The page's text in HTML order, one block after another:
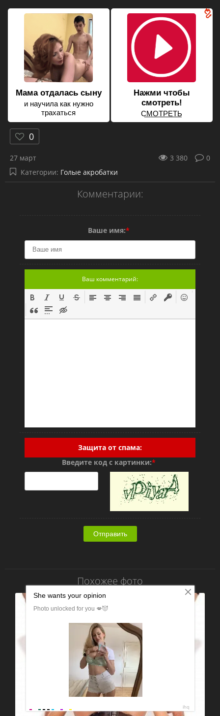
Мама отдалась сыну
и научила как нужно
трахаться
Нажми чтобы
смотреть!
С͟М͟О͟Т͟Р͟Е͟Т͟Ь
0
27 март 0
3 380
Категории: Голые акробатки
Комментарии:
Ваше имя:*
Ваш комментарий:
Защита от спама:
Введите код с картинки:*
Отправить
Похожее фото